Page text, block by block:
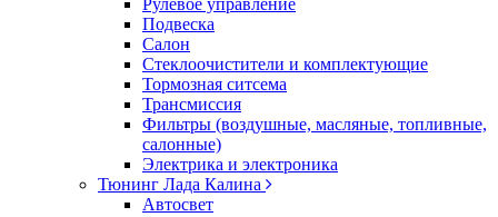
Рулевое управление
Подвеска
Салон
Стеклоочистители и комплектующие
Тормозная ситсема
Трансмиссия
Фильтры (воздушные, масляные, топливные,
салонные)
Электрика и электроника
Тюнинг Лада Калина
Автосвет